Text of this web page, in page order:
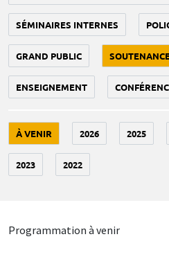
SÉMINAIRES INTERNES
GRAND PUBLIC
ENSEIGNEMENT
À VENIR 2026 2025
2023 2022
Programmation à venir